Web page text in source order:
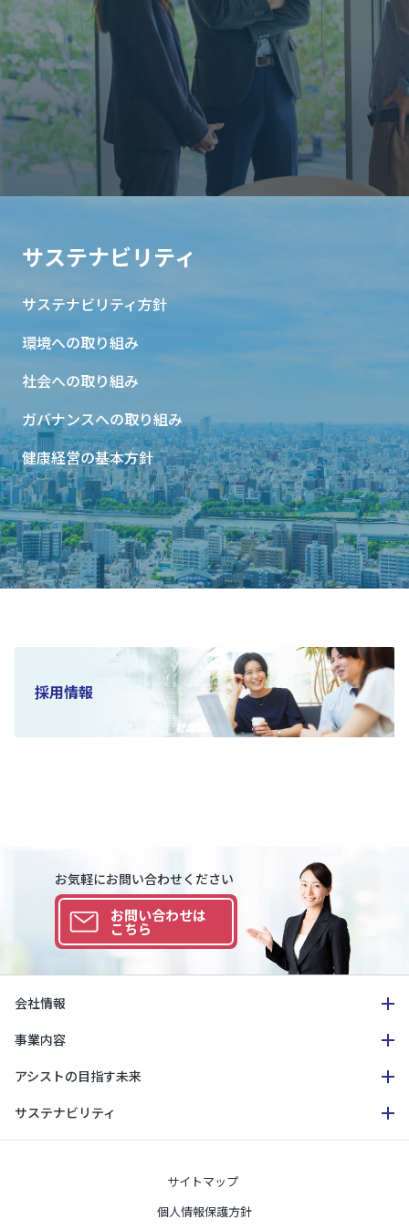
サステナビリティ
サステナビリティ方針
環境への取り組み
社会への取り組み
ガバナンスへの取り組み
健康経営の基本方針
採用情報
お気軽にお問い合わせください
お問い合わせは
こちら
会社情報
事業内容
アシストの目指す未来
サステナビリティ
サイトマップ
個人情報保護方針